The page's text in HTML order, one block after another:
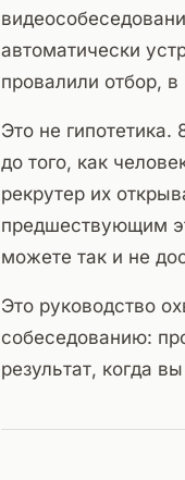
автоматически
провалили отбор,
Это не
до того, как
рекрутер их
предшествующим
можете так и не
Это руководство
собеседованию:
результат, когда